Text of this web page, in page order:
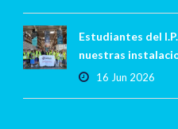
Estudiantes del
nuestras
16 Jun 2026